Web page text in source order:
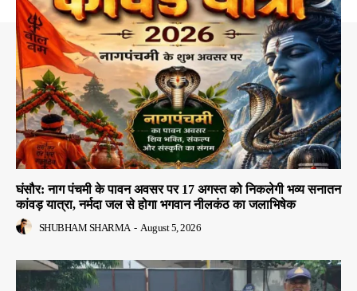
घंसौर: नाग पंचमी के पावन अवसर पर 17 अगस्त को निकलेगी भव्य सनातन
कांवड़ यात्रा, नर्मदा जल से होगा भगवान नीलकंठ का जलाभिषेक
SHUBHAM SHARMA - August 5, 2026